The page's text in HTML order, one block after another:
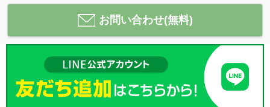
お問い合わせ(無料)